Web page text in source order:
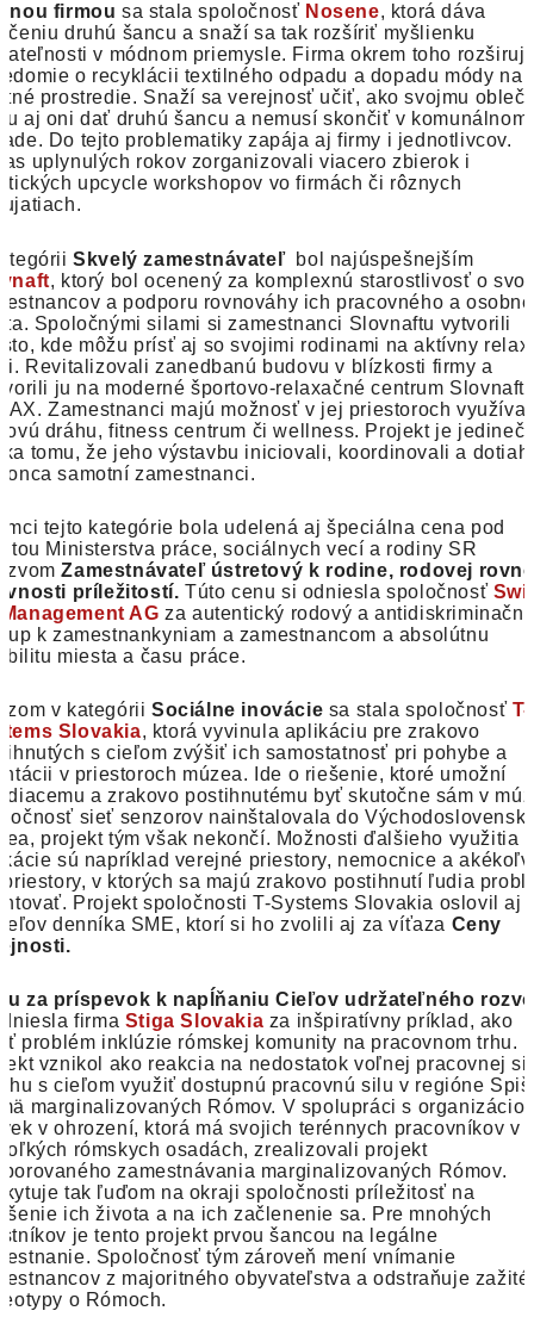
firmou sa stala spoločnosť Nosene, ktorá dáva
druhú šancu a snaží sa tak rozšíriť myšlienku
v módnom priemysle. Firma okrem toho
o recyklácii textilného odpadu a dopadu módy na
prostredie. Snaží sa verejnosť učiť, ako svojmu
aj oni dať druhú šancu a nemusí skončiť v komunálnom
Do tejto problematiky zapája aj firmy i jednotlivcov.
uplynulých rokov zorganizovali viacero zbierok i
upcycle workshopov vo firmách či rôznych
Skvelý zamestnávateľ
bol najúspešnejším
, ktorý bol ocenený za komplexnú starostlivosť o
a podporu rovnováhy ich pracovného a
Spoločnými silami si zamestnanci Slovnaftu vytvorili
kde môžu prísť aj so svojimi rodinami na aktívny relax
Revitalizovali zanedbanú budovu v blízkosti firmy a
ju na moderné športovo-relaxačné centrum Slovnaft
Zamestnanci majú možnosť v jej priestoroch využívať
dráhu, fitness centrum či wellness. Projekt je
tomu, že jeho výstavbu iniciovali, koordinovali a
samotní zamestnanci.
tejto kategórie bola udelená aj špeciálna cena pod
Ministerstva práce, sociálnych vecí a rodiny SR
Zamestnávateľ ústretový k rodine, rodovej
príležitostí. Túto cenu si odniesla spoločnosť
AGza autentický rodový a antidiskriminačný
k zamestnankyniam a zamestnancom a absolútnu
miesta a času práce.
v kategórii Sociálne inovácie sa stala spoločnosť T-
Slovakia, ktorá vyvinula aplikáciu pre zrakovo
s cieľom zvýšiť ich samostatnosť pri pohybe a
v priestoroch múzea. Ide o riešenie, ktoré umožní
a zrakovo postihnutému byť skutočne sám v
sieť senzorov nainštalovala do
projekt tým však nekončí. Možnosti ďalšieho využitia
sú napríklad verejné priestory, nemocnice a
v ktorých sa majú zrakovo postihnutí ľudia
Projekt spoločnosti T-Systems Slovakia oslovil aj
denníka SME, ktorí si ho zvolili aj za víťaza Ceny
za príspevok k napĺňaniu Cieľov udržateľného
firma Stiga Slovakia za inšpiratívny príklad, ako
problém inklúzie rómskej komunity na pracovnom trhu.
vznikol ako reakcia na nedostatok voľnej pracovnej
s cieľom využiť dostupnú pracovnú silu v regióne
marginalizovaných Rómov. V spolupráci s
v ohrození, ktorá má svojich terénnych pracovníkov v
rómskych osadách, zrealizovali projekt
zamestnávania marginalizovaných Rómov.
tak ľuďom na okraji spoločnosti príležitosť na
ich života a na ich začlenenie sa. Pre mnohých
je tento projekt prvou šancou na legálne
Spoločnosť tým zároveň mení vnímanie
z majoritného obyvateľstva a odstraňuje zažité
o Rómoch.